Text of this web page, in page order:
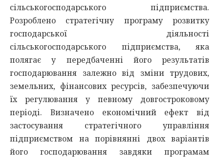
сільськогосподарського підприємства.
Розроблено стратегічну програму розвитку
господарської діяльності
сільськогосподарського підприємства, яка
полягає у передбаченні його результатів
господарювання залежно від зміни трудових,
земельних, фінансових ресурсів, забезпечуючи
їх регулювання у певному довгостроковому
періоді. Визначено економічний ефект від
застосування стратегічного управління
підприємством на порівнянні двох варіантів
його господарювання завдяки програмам